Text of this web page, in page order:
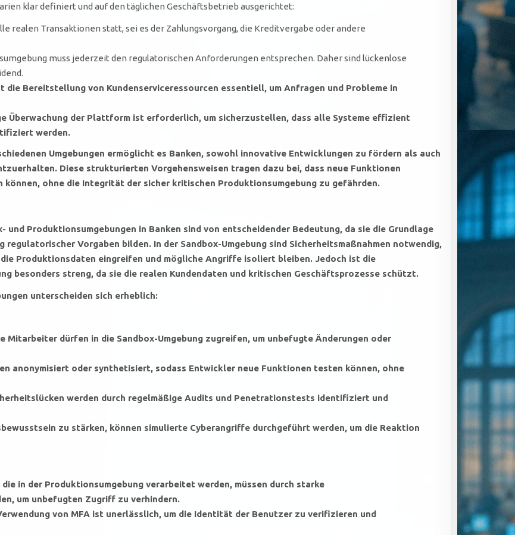
klar definiert und auf den täglichen Geschäftsbetrieb ausgerichtet:
realen Transaktionen statt, sei es der Zahlungsvorgang, die Kreditvergabe oder andere
muss jederzeit den regulatorischen Anforderungen entsprechen. Daher sind lückenlose
die Bereitstellung von Kundenserviceressourcen essentiell, um Anfragen und Probleme in
Überwachung der Plattform ist erforderlich, um sicherzustellen, dass alle Systeme effizient
werden.
Umgebungen ermöglicht es Banken, sowohl innovative Entwicklungen zu fördern als auch
Diese strukturierten Vorgehensweisen tragen dazu bei, dass neue Funktionen
ohne die Integrität der sicher kritischen Produktionsumgebung zu gefährden.
und Produktionsumgebungen in Banken sind von entscheidender Bedeutung, da sie die Grundlage
Vorgaben bilden. In der Sandbox-Umgebung sind Sicherheitsmaßnahmen notwendig,
Produktionsdaten eingreifen und mögliche Angriffe isoliert bleiben. Jedoch ist die
besonders streng, da sie die realen Kundendaten und kritischen Geschäftsprozesse schützt.
unterscheiden sich erheblich:
dürfen in die Sandbox-Umgebung zugreifen, um unbefugte Änderungen oder
anonymisiert oder synthetisiert, sodass Entwickler neue Funktionen testen können, ohne
werden durch regelmäßige Audits und Penetrationstests identifiziert und
zu stärken, können simulierte Cyberangriffe durchgeführt werden, um die Reaktion
in der Produktionsumgebung verarbeitet werden, müssen durch starke
um unbefugten Zugriff zu verhindern.
von MFA ist unerlässlich, um die Identität der Benutzer zu verifizieren und